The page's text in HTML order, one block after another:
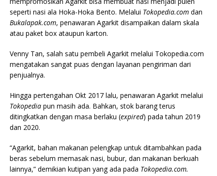
seperti nasi ala Hoka-Hoka Bento. Melalui Tokopedia.com dan
Bukalapak.com, penawaran Agarkit disampaikan dalam skala
atau paket box ataupun karton.
Venny Tan, salah satu pembeli Agarkit melalui Tokopedia.com
mengatakan sangat puas dengan layanan pengiriman dari
penjualnya.
Hingga pertengahan Okt 2017 lalu, penawaran Agarkit melalui
Tokopedia pun masih ada. Bahkan, stok barang terus
ditingkatkan dengan masa berlaku (expired) pada tahun 2019
dan 2020.
“Agarkit, bahan makanan pelengkap untuk ditambahkan pada
beras sebelum memasak nasi, bubur, dan makanan berkuah
lainnya,” demikian kutipan yang ada pada Tokopedia.com.